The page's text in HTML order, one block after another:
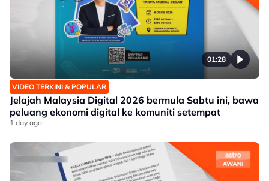
01:28
VIDEO TERKINI & POPULAR
Jelajah Malaysia Digital 2026 bermula Sabtu ini, bawa
peluang ekonomi digital ke komuniti setempat
1 day ago